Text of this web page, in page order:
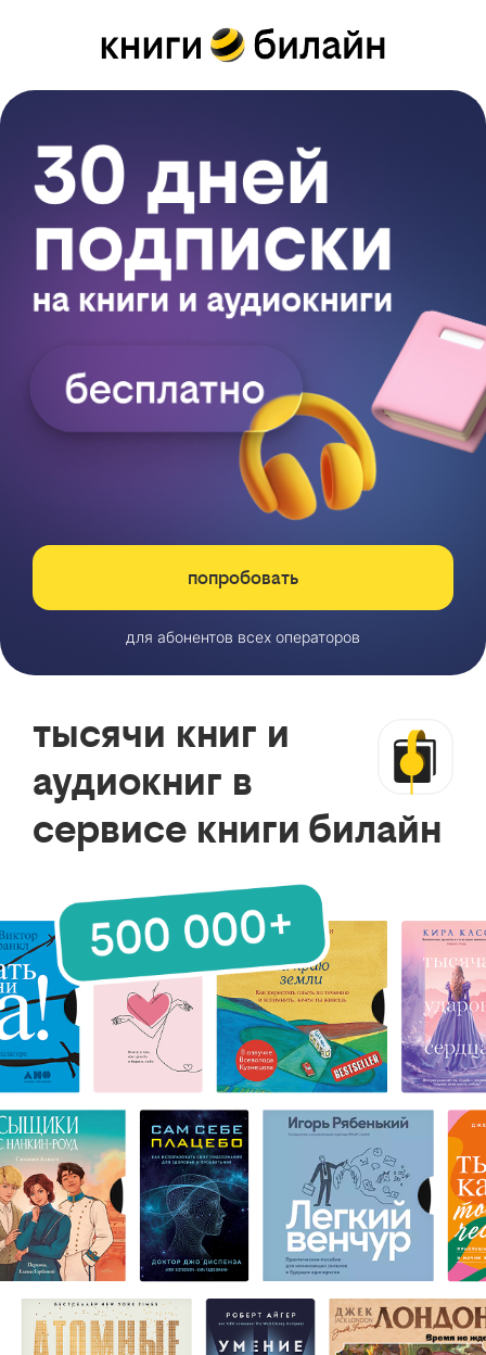
попробовать
для абонентов всех операторов
тысячи книг и
аудиокниг в
сервисе книги билайн